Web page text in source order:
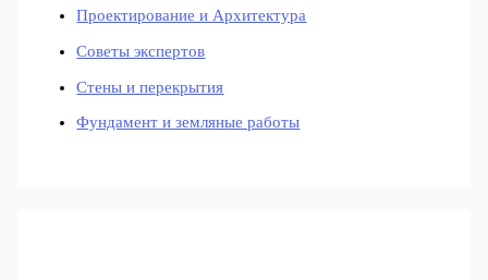
Проектирование и Архитектура
Советы экспертов
Стены и перекрытия
Фундамент и земляные работы